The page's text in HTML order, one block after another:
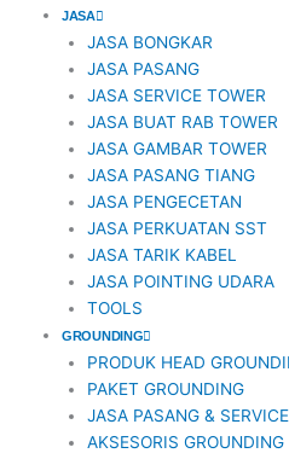
JASA
JASA BONGKAR
JASA PASANG
JASA SERVICE TOWER
JASA BUAT RAB TOWER
JASA GAMBAR TOWER
JASA PASANG TIANG
JASA PENGECETAN
JASA PERKUATAN SST
JASA TARIK KABEL
JASA POINTING UDARA
TOOLS
GROUNDING
PRODUK HEAD
PAKET GROUNDING
JASA PASANG &
AKSESORIS GROUNDING